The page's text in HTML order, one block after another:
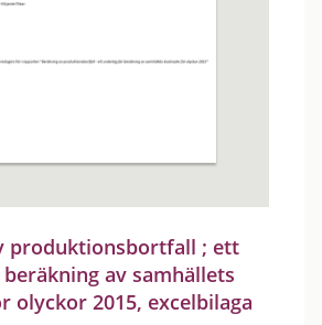
produktionsbortfall ; ett
av samhällets
olyckor 2015, excelbilaga